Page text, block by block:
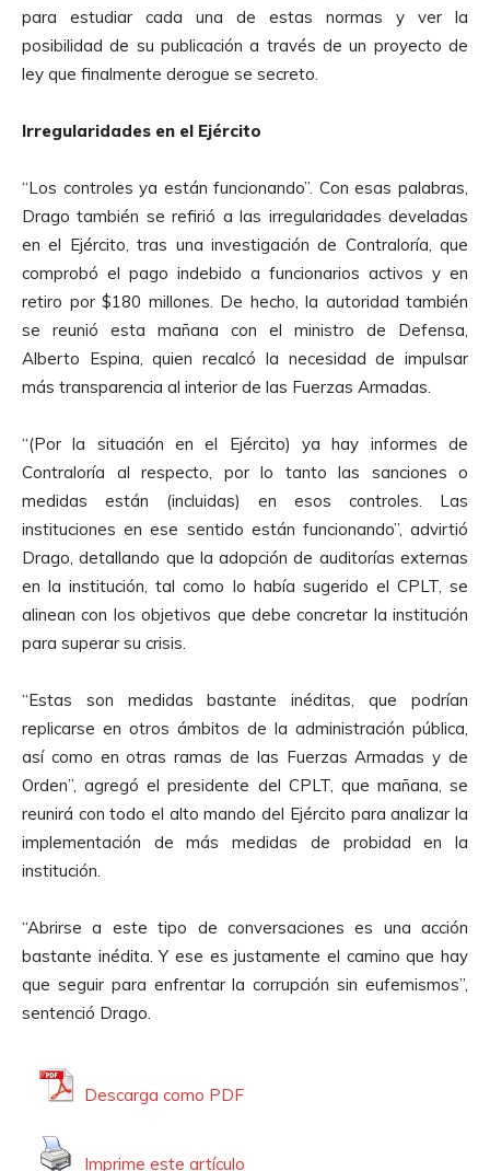
para estudiar cada una de estas normas y ver la
posibilidad de su publicación a través de un proyecto de
ley que finalmente derogue se secreto.
Irregularidades en el Ejército
“Los controles ya están funcionando”. Con esas palabras,
Drago también se refirió a las irregularidades develadas
en el Ejército, tras una investigación de Contraloría, que
comprobó el pago indebido a funcionarios activos y en
retiro por $180 millones. De hecho, la autoridad también
se reunió esta mañana con el ministro de Defensa,
Alberto Espina, quien recalcó la necesidad de impulsar
más transparencia al interior de las Fuerzas Armadas.
“(Por la situación en el Ejército) ya hay informes de
Contraloría al respecto, por lo tanto las sanciones o
medidas están (incluidas) en esos controles. Las
instituciones en ese sentido están funcionando”, advirtió
Drago, detallando que la adopción de auditorías externas
en la institución, tal como lo había sugerido el CPLT, se
alinean con los objetivos que debe concretar la institución
para superar su crisis.
“Estas son medidas bastante inéditas, que podrían
replicarse en otros ámbitos de la administración pública,
así como en otras ramas de las Fuerzas Armadas y de
Orden”, agregó el presidente del CPLT, que mañana, se
reunirá con todo el alto mando del Ejército para analizar la
implementación de más medidas de probidad en la
institución.
“Abrirse a este tipo de conversaciones es una acción
bastante inédita. Y ese es justamente el camino que hay
que seguir para enfrentar la corrupción sin eufemismos”,
sentenció Drago.
Descarga como PDF
Imprime este artículo